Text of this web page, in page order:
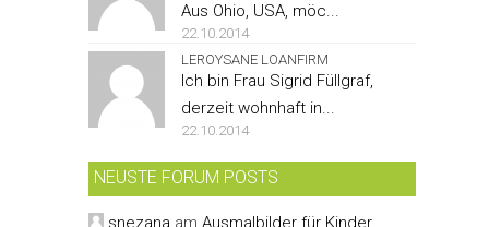
Aus Ohio, USA, möc...
22.10.2014
LEROYSANE LOANFIRM
Ich bin Frau Sigrid Füllgraf,
derzeit wohnhaft in...
22.10.2014
NEUSTE FORUM POSTS
snezana am Ausmalbilder für Kinder